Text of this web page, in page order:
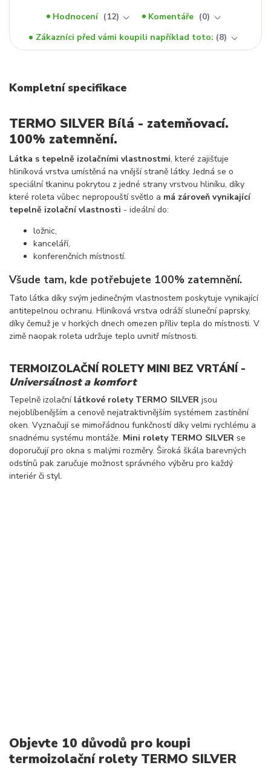
Hodnocení
12 Komentáře
0
Zákazníci před vámi koupili například toto: 8
Kompletní specifikace
TERMO SILVER Bílá - zatemňovací.
100% zatemnění.
Látka s tepelně izolačními vlastnostmi, které zajišťuje
hliníková vrstva umístěná na vnější straně látky. Jedná se o
speciální tkaninu pokrytou z jedné strany vrstvou hliníku, díky
které roleta vůbec nepropouští světlo a má zároveň vynikající
tepelně izolační vlastnosti - ideální do:
ložnic,
kanceláří,
konferenčních místností.
Všude tam, kde potřebujete 100% zatemnění.
Tato látka díky svým jedinečným vlastnostem poskytuje vynikající
antitepelnou ochranu. Hliníková vrstva odráží sluneční paprsky,
díky čemuž je v horkých dnech omezen příliv tepla do místnosti. V
zimě naopak roleta udržuje teplo uvnitř místnosti.
TERMOIZOLAČNÍ ROLETY MINI BEZ VRTÁNÍ -
Universálnost a komfort
Tepelně izolační látkové rolety TERMO SILVER jsou
nejoblíbenějším a cenově nejatraktivnějším systémem zastínění
oken. Vyznačují se mimořádnou funkčností díky velmi rychlému a
snadnému systému montáže. Mini rolety TERMO SILVER se
doporučují pro okna s malými rozměry. Široká škála barevných
odstínů pak zaručuje možnost správného výběru pro každý
interiér či styl.
Objevte 10 důvodů pro koupi
termoizolační rolety TERMO SILVER